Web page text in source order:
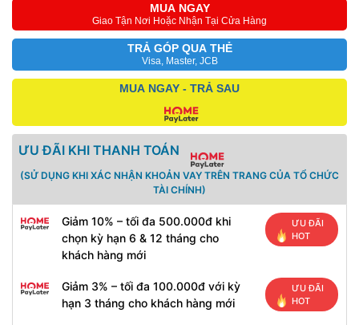
MUA NGAY
Giao Tận Nơi Hoặc Nhận Tại Cửa Hàng
TRẢ GÓP QUA THẺ
Visa, Master, JCB
MUA NGAY - TRẢ SAU
ƯU ĐÃI KHI THANH TOÁN
(SỬ DỤNG KHI XÁC NHẬN KHOẢN VAY TRÊN TRANG CỦA TỔ CHỨC
TÀI CHÍNH)
Giảm 10% – tối đa 500.000đ khi
chọn kỳ hạn 6 & 12 tháng cho
khách hàng mới
ƯU ĐÃI
HOT
Giảm 3% – tối đa 100.000đ với kỳ
hạn 3 tháng cho khách hàng mới
ƯU ĐÃI
HOT